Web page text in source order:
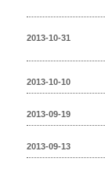
2013-10-31
2013-10-10
2013-09-19
2013-09-13